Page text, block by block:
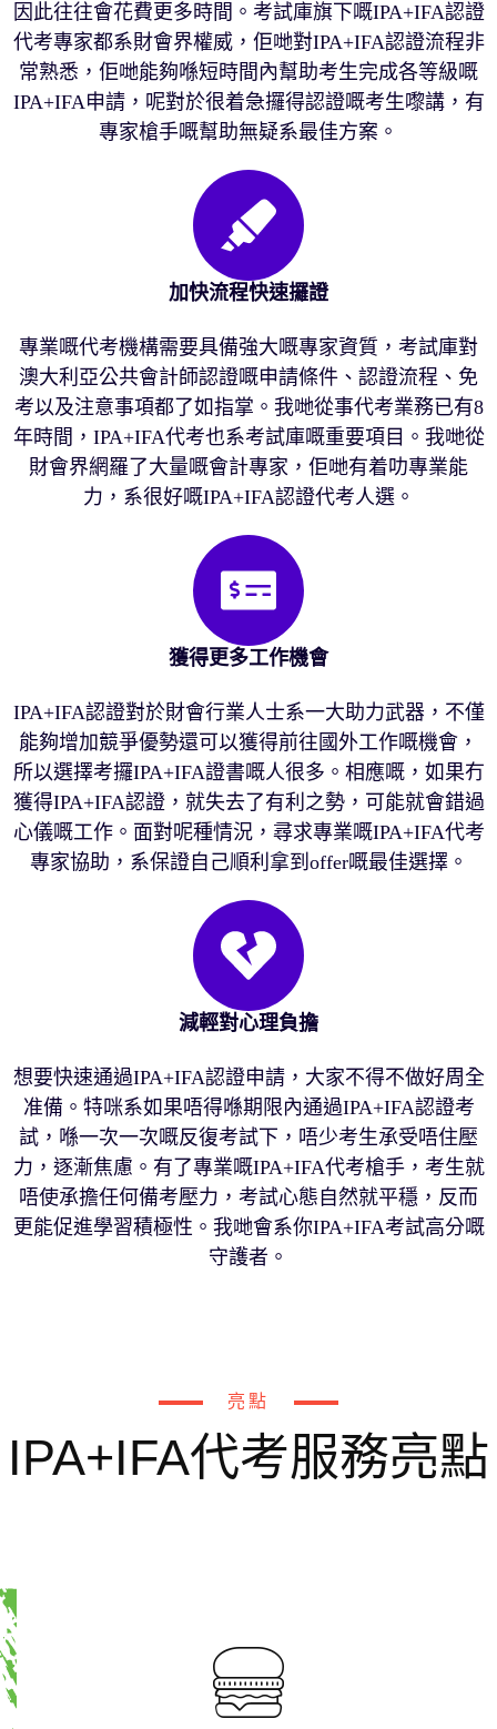
因此往往會花費更多時間。考試庫旗下嘅IPA+IFA認證
代考專家都系財會界權威，佢哋對IPA+IFA認證流程非
常熟悉，佢哋能夠喺短時間內幫助考生完成各等級嘅
IPA+IFA申請，呢對於很着急攞得認證嘅考生嚟講，有
專家槍手嘅幫助無疑系最佳方案。
加快流程快速攞證
專業嘅代考機構需要具備強大嘅專家資質，考試庫對
澳大利亞公共會計師認證嘅申請條件、認證流程、免
考以及注意事項都了如指掌。我哋從事代考業務已有8
年時間，IPA+IFA代考也系考試庫嘅重要項目。我哋從
財會界網羅了大量嘅會計專家，佢哋有着叻專業能
力，系很好嘅IPA+IFA認證代考人選。
獲得更多工作機會
IPA+IFA認證對於財會行業人士系一大助力武器，不僅
能夠增加競爭優勢還可以獲得前往國外工作嘅機會，
所以選擇考攞IPA+IFA證書嘅人很多。相應嘅，如果冇
獲得IPA+IFA認證，就失去了有利之勢，可能就會錯過
心儀嘅工作。面對呢種情況，尋求專業嘅IPA+IFA代考
專家協助，系保證自己順利拿到offer嘅最佳選擇。
減輕對心理負擔
想要快速通過IPA+IFA認證申請，大家不得不做好周全
准備。特咪系如果唔得喺期限內通過IPA+IFA認證考
試，喺一次一次嘅反復考試下，唔少考生承受唔住壓
力，逐漸焦慮。有了專業嘅IPA+IFA代考槍手，考生就
唔使承擔任何備考壓力，考試心態自然就平穩，反而
更能促進學習積極性。我哋會系你IPA+IFA考試高分嘅
守護者。
亮點
IPA+IFA代考服務亮點